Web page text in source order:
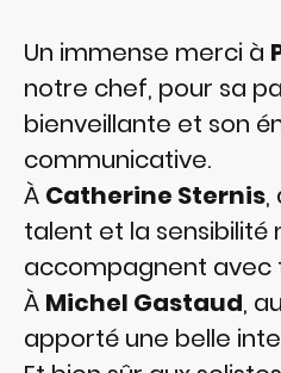
Un immense merci à
notre chef, pour sa
bienveillante et son
communicative.
À Catherine Sternis,
talent et la sensibilité
accompagnent avec
À Michel Gastaud,
apporté une belle